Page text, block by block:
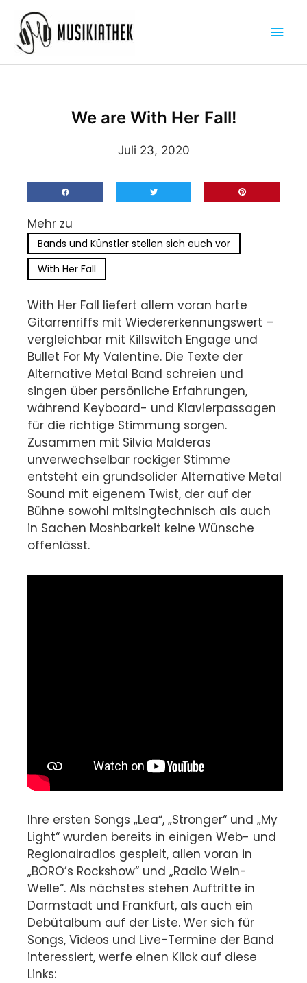
Inhalt
springen
We are With Her Fall!
Juli 23, 2020
Mehr zu
Bands und Künstler stellen sich euch vor
With Her Fall
With Her Fall liefert allem voran harte
Gitarrenriffs mit Wiedererkennungswert –
vergleichbar mit Killswitch Engage und
Bullet For My Valentine. Die Texte der
Alternative Metal Band schreien und
singen über persönliche Erfahrungen,
während Keyboard- und Klavierpassagen
für die richtige Stimmung sorgen.
Zusammen mit Silvia Malderas
unverwechselbar rockiger Stimme
entsteht ein grundsolider Alternative Metal
Sound mit eigenem Twist, der auf der
Bühne sowohl mitsingtechnisch als auch
in Sachen Moshbarkeit keine Wünsche
offenlässt.
Ihre ersten Songs „Lea“, „Stronger“ und „My
Light“ wurden bereits in einigen Web- und
Regionalradios gespielt, allen voran in
„BORO’s Rockshow“ und „Radio Wein-
Welle“. Als nächstes stehen Auftritte in
Darmstadt und Frankfurt, als auch ein
Debütalbum auf der Liste. Wer sich für
Songs, Videos und Live-Termine der Band
interessiert, werfe einen Klick auf diese
Links: